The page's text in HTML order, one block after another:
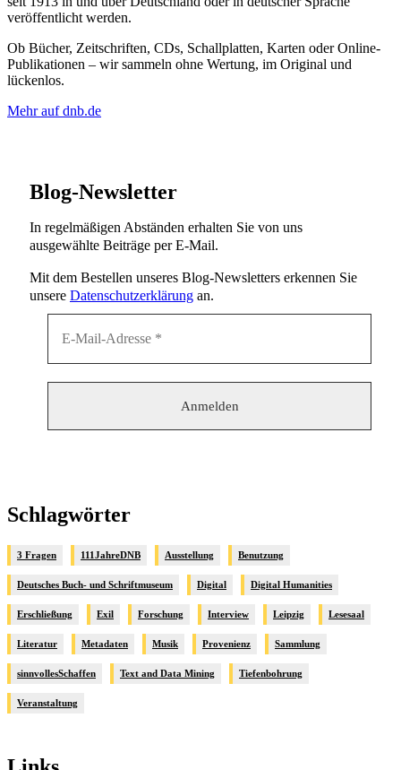
veröffentlicht werden.
Ob Bücher, Zeitschriften, CDs, Schallplatten, Karten oder Online-
Publikationen – wir sammeln ohne Wertung, im Original und
lückenlos.
Mehr auf dnb.de
Blog-Newsletter
In regelmäßigen Abständen erhalten Sie von uns
ausgewählte Beiträge per E-Mail.
Mit dem Bestellen unseres Blog-Newsletters erkennen Sie
unsere Datenschutzerklärung an.
Schlagwörter
3 Fragen 111JahreDNB Ausstellung Benutzung
Deutsches Buch- und Schriftmuseum Digital Digital Humanities
Erschließung Exil Forschung Interview Leipzig Lesesaal
Literatur Metadaten Musik Provenienz Sammlung
sinnvollesSchaffen Text and Data Mining Tiefenbohrung
Veranstaltung